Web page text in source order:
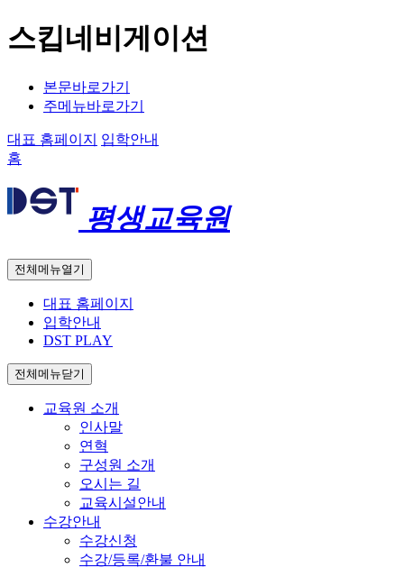
스킵네비게이션
본문바로가기
주메뉴바로가기
대표 홈페이지
입학안내
홈
평생교육원
전체메뉴열기
대표 홈페이지
입학안내
DST PLAY
전체메뉴닫기
교육원 소개
인사말
연혁
구성원 소개
오시는 길
교육시설안내
수강안내
수강신청
수강/등록/환불 안내